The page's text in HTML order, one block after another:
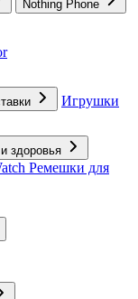
Nothing Phone
Игрушки
здоровья
Ремешки для